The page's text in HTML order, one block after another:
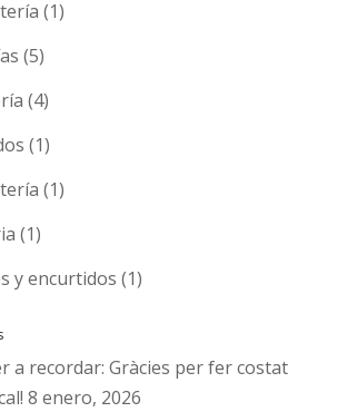
(1)
(5)
(4)
(1)
(1)
(1)
y encurtidos (1)
a recordar: Gràcies per fer costat
8 enero, 2026